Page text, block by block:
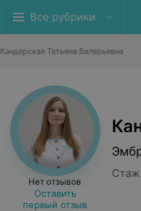
Все рубрики
Кандерская Татьяна Валерьевна
Нет отзывов
Оставить
первый отзыв
Стаж